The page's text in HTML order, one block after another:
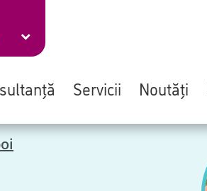
Servicii Noutăți